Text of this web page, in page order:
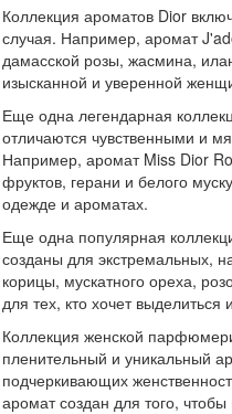
Коллекция ароматов Dior
случая. Например, аромат
дамасской розы, жасмина,
изысканной и уверенной
Еще одна легендарная
отличаются чувственными и
Например, аромат Miss Dior
фруктов, герани и белого
одежде и ароматах.
Еще одна популярная
созданы для экстремальных,
корицы, мускатного ореха,
для тех, кто хочет
Коллекция женской
пленительный и уникальный
подчеркивающих
аромат создан для того,